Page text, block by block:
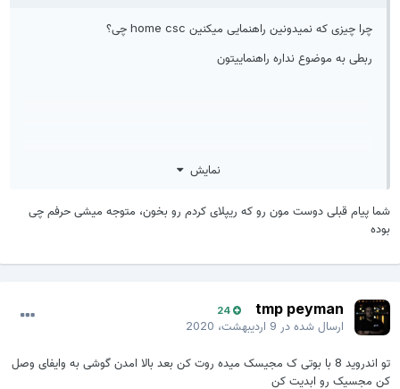
چرا چیزی که نمیدونین راهنمایی میکنین home csc چی؟
ربطی به موضوع نداره راهنماییتون
نمایش
شما پیام قبلی دوست مون رو که ریپلای کردم رو بخون، متوجه میشی حرفم چی
بوده
tmp peyman
24
ارسال شده در9 اردیبهشت، 2020
تو اندروید 8 با بوتی ک مجیسک میده روت کن بعد بالا امدن گوشی به وایفای وصل
کن مجسیک رو ابدیت کن